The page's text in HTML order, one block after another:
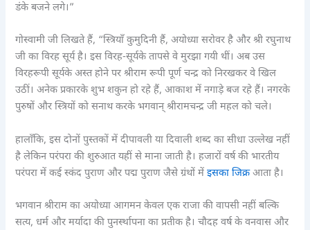
डंके बजने लगे।”
गोस्वामी जी लिखते हैं, “स्त्रियाँ कुमुदिनी हैं, अयोध्या सरोवर है और श्री रघुनाथ
जी का विरह सूर्य है। इस विरह-सूर्यके तापसे वे मुरझा गयी थीं। अब उस
विरहरूपी सूर्यके अस्त होने पर श्रीराम रूपी पूर्ण चन्द्र को निरखकर वे खिल
उठीं। अनेक प्रकारके शुभ शकुन हो रहे हैं, आकाश में नगाड़े बज रहे हैं। नगरके
पुरुषों और स्त्रियों को सनाथ करके भगवान् श्रीरामचन्द्र जी महल को चले।
हालाँकि, इस दोनों पुस्तकों में दीपावली या दिवाली शब्द का सीधा उल्लेख नहीं
है लेकिन परंपरा की शुरुआत यहीं से माना जाती है। हजारों वर्ष की भारतीय
परंपरा में कई स्कंद पुराण और पद्म पुराण जैसे ग्रंथों मेंइसका जिक्रआता है।
भगवान श्रीराम का अयोध्या आगमन केवल एक राजा की वापसी नहीं बल्कि
सत्य, धर्म और मर्यादा की पुनर्स्थापना का प्रतीक है। चौदह वर्ष के वनवास और